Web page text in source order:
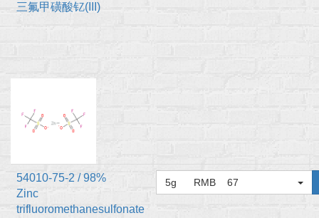
三氟甲磺酸钇(III)
54010-75-2 / 98%
Zinc
trifluoromethanesulfonate
5g RMB 67